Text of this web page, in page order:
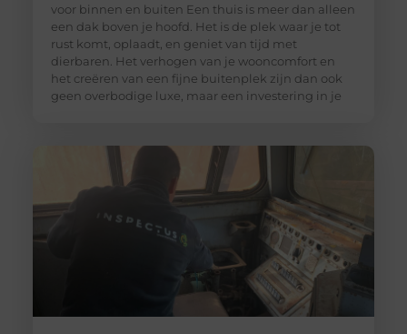
voor binnen en buiten Een thuis is meer dan alleen
een dak boven je hoofd. Het is de plek waar je tot
rust komt, oplaadt, en geniet van tijd met
dierbaren. Het verhogen van je wooncomfort en
het creëren van een fijne buitenplek zijn dan ook
geen overbodige luxe, maar een investering in je